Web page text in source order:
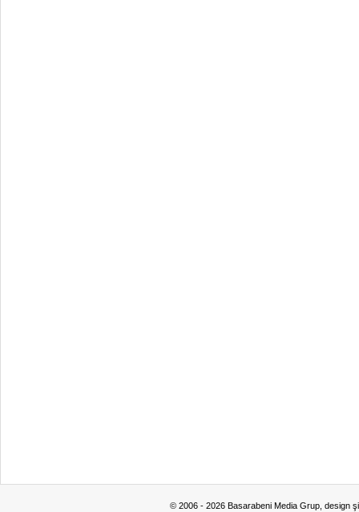
© 2006 - 2026 Basarabeni Media Grup, design